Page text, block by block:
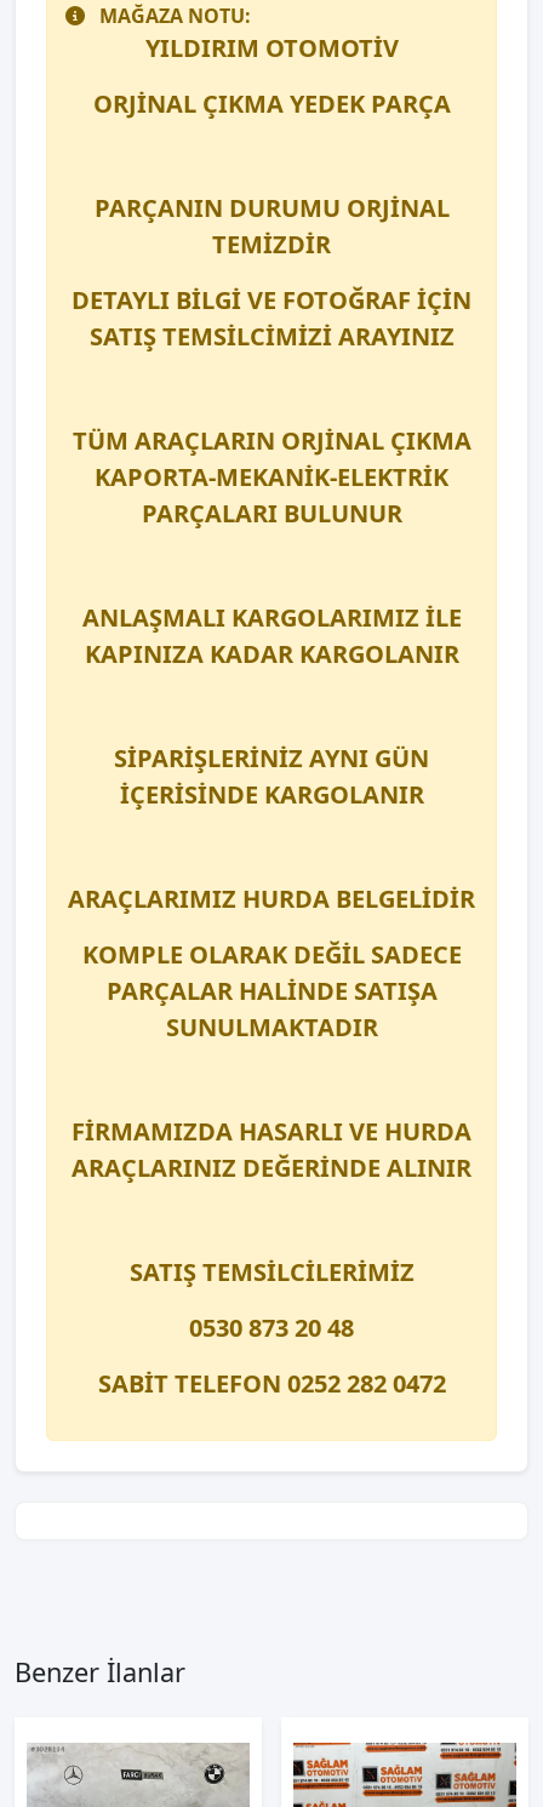
MAĞAZA NOTU:
YILDIRIM OTOMOTİV
ORJİNAL ÇIKMA YEDEK PARÇA
PARÇANIN DURUMU ORJİNAL
TEMİZDİR
DETAYLI BİLGİ VE FOTOĞRAF İÇİN
SATIŞ TEMSİLCİMİZİ ARAYINIZ
TÜM ARAÇLARIN ORJİNAL ÇIKMA
KAPORTA-MEKANİK-ELEKTRİK
PARÇALARI BULUNUR
ANLAŞMALI KARGOLARIMIZ İLE
KAPINIZA KADAR KARGOLANIR
SİPARİŞLERİNİZ AYNI GÜN
İÇERİSİNDE KARGOLANIR
ARAÇLARIMIZ HURDA BELGELİDİR
KOMPLE OLARAK DEĞİL SADECE
PARÇALAR HALİNDE SATIŞA
SUNULMAKTADIR
FİRMAMIZDA HASARLI VE HURDA
ARAÇLARINIZ DEĞERİNDE ALINIR
SATIŞ TEMSİLCİLERİMİZ
0530 873 20 48
SABİT TELEFON 0252 282 0472
Benzer İlanlar